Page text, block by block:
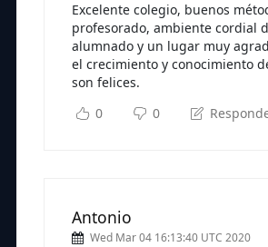
Excelente colegio, buenos
profesorado, ambiente cordial
alumnado y un lugar muy
el crecimiento y conocimiento
son felices.
0
0
Antonio
Wed Mar 04 16:13:40 UTC 2020